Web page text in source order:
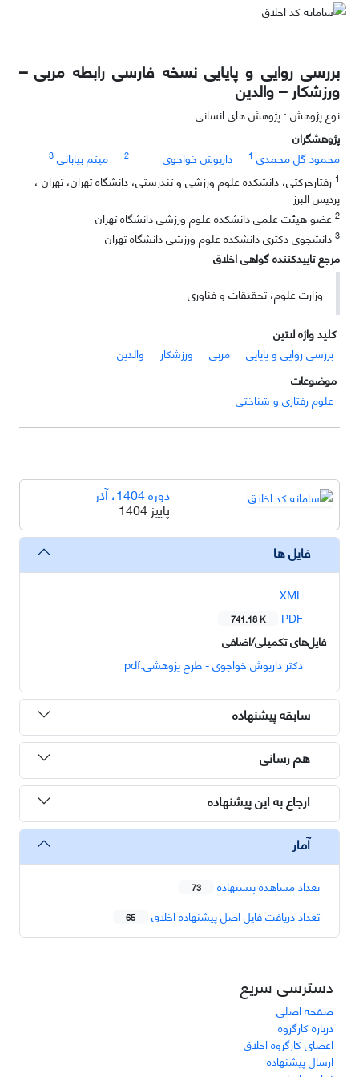
بررسی روایی و پایایی نسخه فارسی رابطه مربی –
ورزشکار – والدین
نوع پژوهش : پژوهش های انسانی
پژوهشگران
محمود گل محمدی 1 داریوش خواجوی 2 میثم بیابانی 3
1 رفتارحرکتی، دانشکده علوم ورزشی و تندرستی، دانشگاه تهران، تهران ،
پردیس البرز
2 عضو هیئت علمی دانشکده علوم ورزشی دانشگاه تهران
3 دانشجوی دکتری دانشکده علوم ورزشی دانشگاه تهران
مرجع تاییدکننده گواهی اخلاق
وزارت علوم، تحقیقات و فناوری
کلید واژه لاتین
بررسی روایی و پایایی
مربی ورزشکار
والدین
موضوعات
علوم رفتاری و شناختی
دوره 1404، آذر
پاییز 1404
فایل ها
XML
PDF
741.18 K
فایل‌های تکمیلی/اضافی
دکتر داریوش خواجوی - طرح پژوهشی.pdf
سابقه پیشنهاده
هم رسانی
ارجاع به این پیشنهاده
آمار
تعداد مشاهده پیشنهاده 73
تعداد دریافت فایل اصل پیشنهاده اخلاق 65
دسترسی سریع
صفحه اصلی
درباره کارگروه
اعضای کارگروه اخلاق
ارسال پیشنهاده